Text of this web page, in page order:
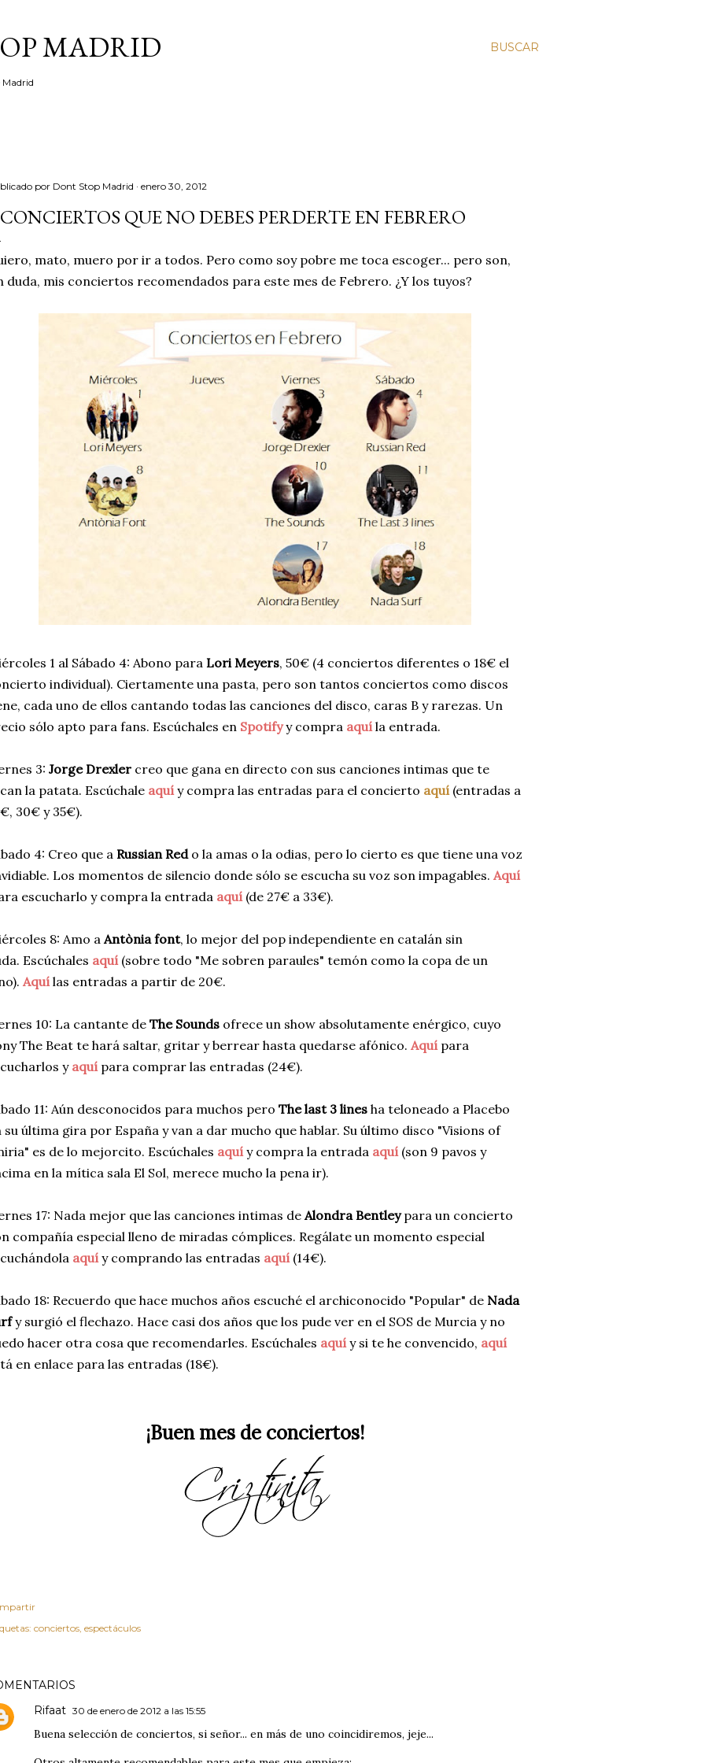
BUSCAR
MADRID
Madrid
por Dont Stop Madrid enero 30, 2012
QUE NO DEBES PERDERTE EN FEBRERO
mato, muero por ir a todos. Pero como soy pobre me toca escoger... pero son,
duda, mis conciertos recomendados para este mes de Febrero. ¿Y los tuyos?
1 al Sábado 4: Abono para Lori Meyers, 50€ (4 conciertos diferentes o 18€ el
individual). Ciertamente una pasta, pero son tantos conciertos como discos
cada uno de ellos cantando todas las canciones del disco, caras B y rarezas. Un
sólo apto para fans. Escúchales en Spotifyy compra aquíla entrada.
3: Jorge Drexler creo que gana en directo con sus canciones intimas que te
la patata. Escúchale aquíy compra las entradas para el concierto aquí (entradas a
30€ y 35€).
4: Creo que a Russian Red o la amas o la odias, pero lo cierto es que tiene una voz
Los momentos de silencio donde sólo se escucha su voz son impagables. Aquí
escucharlo y compra la entrada aquí (de 27€ a 33€).
8: Amo aAntònia font, lo mejor del pop independiente en catalán sin
Escúchales aquí (sobre todo "Me sobren paraules" temón como la copa de un
Aquílas entradas a partir de 20€.
10: La cantante de The Sounds ofrece un show absolutamente enérgico, cuyo
The Beat te hará saltar, gritar y berrear hasta quedarse afónico. Aquí para
y aquí para comprar las entradas (24€).
11: Aún desconocidos para muchos pero The last 3 lines ha teloneado a Placebo
su última gira por España y van a dar mucho que hablar. Su último disco "Visions of
es de lo mejorcito. Escúchales aquíy compra la entrada aquí (son 9 pavos y
en la mítica sala El Sol, merece mucho la pena ir).
17: Nada mejor que las canciones intimas deAlondra Bentleypara un concierto
compañía especial lleno de miradas cómplices. Regálate un momento especial
aquíy comprando las entradas aquí (14€).
18: Recuerdo que hace muchos años escuché el archiconocido "Popular" de Nada
y surgió el flechazo. Hace casi dos años que los pude ver en el SOS de Murcia y no
hacer otra cosa que recomendarles. Escúchales aquíy si te he convencido, aquí
en enlace para las entradas (18€).
¡Buen mes de conciertos!
conciertos espectáculos
Rifaat 30 de enero de 2012 a las 15:55
Buena selección de conciertos, si señor... en más de uno coincidiremos, jeje...